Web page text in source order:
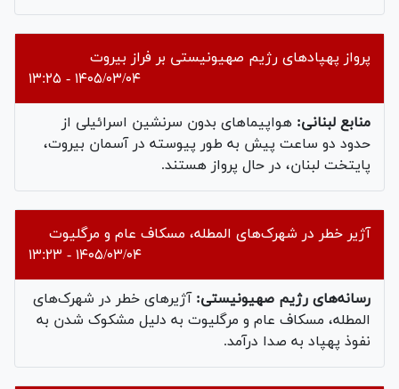
پرواز پهپادهای رژیم صهیونیستی بر فراز بیروت
۱۴۰۵/۰۳/۰۴ - ۱۳:۲۵
منابع لبنانی: هواپیماهای بدون سرنشین اسرائیلی از
حدود دو ساعت پیش به طور پیوسته در آسمان بیروت،
پایتخت لبنان، در حال پرواز هستند.
آژیر خطر در شهرک‌های المطله، مسکاف عام و مرگلیوت
۱۴۰۵/۰۳/۰۴ - ۱۳:۲۳
رسانه‌های رژیم صهیونیستی: آژیرهای خطر در شهرک‌های
المطله، مسکاف عام و مرگلیوت به دلیل مشکوک شدن به
نفوذ پهپاد به صدا درآمد.